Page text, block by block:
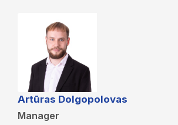
Artūras Dolgopolovas
Manager